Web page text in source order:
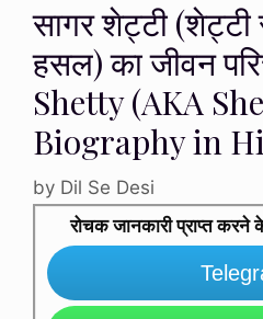
सागर शेट्टी (शेट्टी
हसल) का जीवन
Shetty (AKA
Biography in
by Dil Se Desi
रोचक जानकारी प्राप्त